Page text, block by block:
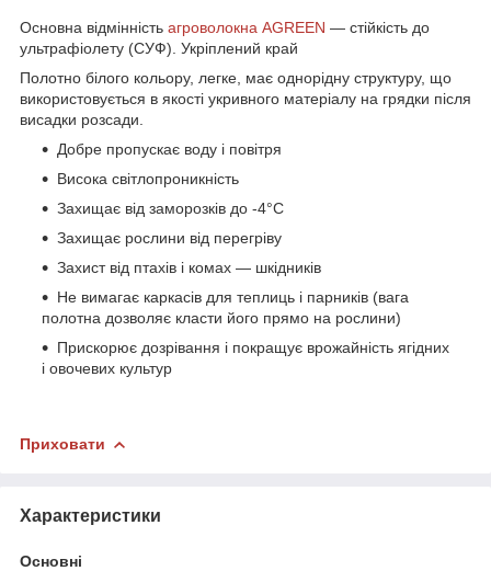
Основна відмінність агроволокна AGREEN ― стійкість до
ультрафіолету (СУФ). Укріплений край
Полотно білого кольору, легке, має однорідну структуру, що
використовується в якості укривного матеріалу на грядки після
висадки розсади.
Добре пропускає воду і повітря
Висока світлопроникність
Захищає від заморозків до -4°С
Захищає рослини від перегріву
Захист від птахів і комах ― шкідників
Не вимагає каркасів для теплиць і парників (вага
полотна дозволяє класти його прямо на рослини)
Прискорює дозрівання і покращує врожайність ягідних
і овочевих культур
Приховати
Характеристики
Основні